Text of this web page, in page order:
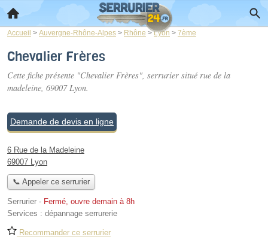
Accueil > Auvergne-Rhône-Alpes > Rhône >Lyon > 7ème
Chevalier Frères
Cette fiche présente "Chevalier Frères", serrurier situé rue de la
madeleine, 69007 Lyon.
Demande de devis en ligne
6 Rue de la Madeleine
69007 Lyon
📞 Appeler ce serrurier
Serrurier - Fermé, ouvre demain à 8h
Services : dépannage serrurerie
Recommander ce serrurier